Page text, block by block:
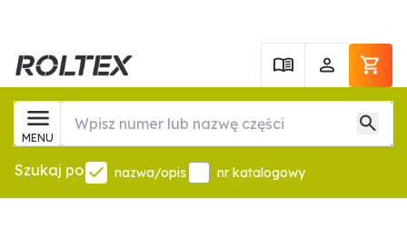
MENU
Szukaj po nazwa/opis nr katalogowy